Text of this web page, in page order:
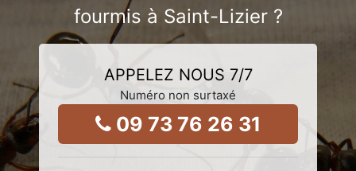
fourmis à Saint-Lizier ?
APPELEZ NOUS 7/7
Numéro non surtaxé
09 73 76 26 31